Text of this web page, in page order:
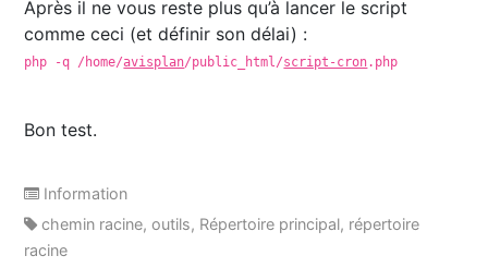
Après il ne vous reste plus qu’à lancer le script
comme ceci (et définir son délai) :
php -q /home/avisplan/public_html/script-cron.php
Bon test.
Information
chemin racine,outils, Répertoire principal, répertoire
racine